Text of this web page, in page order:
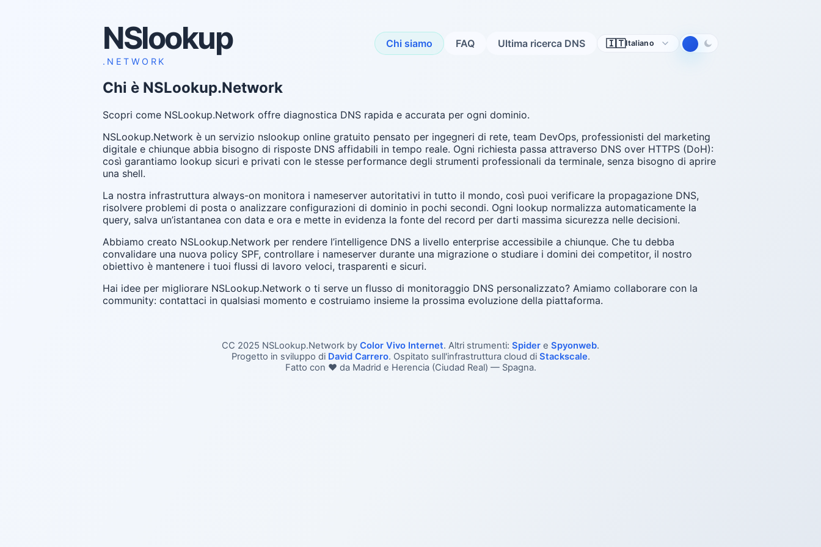
NSlookup
.NETWORK
Chi siamo FAQ Ultima ricerca DNS Lingua
🇮🇹Italiano
Chi è NSLookup.Network
Scopri come NSLookup.Network offre diagnostica DNS rapida e accurata per ogni dominio.
NSLookup.Network è un servizio nslookup online gratuito pensato per ingegneri di rete, team DevOps, professionisti del marketing
digitale e chiunque abbia bisogno di risposte DNS affidabili in tempo reale. Ogni richiesta passa attraverso DNS over HTTPS (DoH):
così garantiamo lookup sicuri e privati con le stesse performance degli strumenti professionali da terminale, senza bisogno di aprire
una shell.
La nostra infrastruttura always-on monitora i nameserver autoritativi in tutto il mondo, così puoi verificare la propagazione DNS,
risolvere problemi di posta o analizzare configurazioni di dominio in pochi secondi. Ogni lookup normalizza automaticamente la
query, salva un’istantanea con data e ora e mette in evidenza la fonte del record per darti massima sicurezza nelle decisioni.
Abbiamo creato NSLookup.Network per rendere l’intelligence DNS a livello enterprise accessibile a chiunque. Che tu debba
convalidare una nuova policy SPF, controllare i nameserver durante una migrazione o studiare i domini dei competitor, il nostro
obiettivo è mantenere i tuoi flussi di lavoro veloci, trasparenti e sicuri.
Hai idee per migliorare NSLookup.Network o ti serve un flusso di monitoraggio DNS personalizzato? Amiamo collaborare con la
community: contattaci in qualsiasi momento e costruiamo insieme la prossima evoluzione della piattaforma.
CC 2025 NSLookup.Network by Color Vivo Internet. Altri strumenti: Spider e Spyonweb.
Progetto in sviluppo di David Carrero. Ospitato sull'infrastruttura cloud di Stackscale.
Fatto con ❤️ da Madrid e Herencia (Ciudad Real) — Spagna.